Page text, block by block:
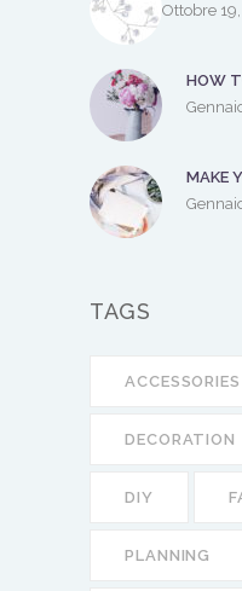
Ottobre
HOW
MAKE
TAGS
ACCESSORIES
DECORATION
DIY
PLANNING